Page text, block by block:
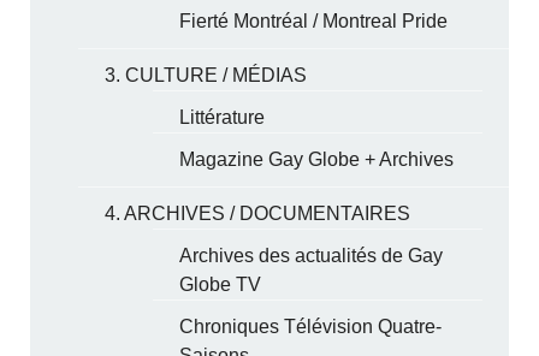
Fierté Montréal / Montreal Pride
3. CULTURE / MÉDIAS
Littérature
Magazine Gay Globe + Archives
4. ARCHIVES / DOCUMENTAIRES
Archives des actualités de Gay
Globe TV
Chroniques Télévision Quatre-